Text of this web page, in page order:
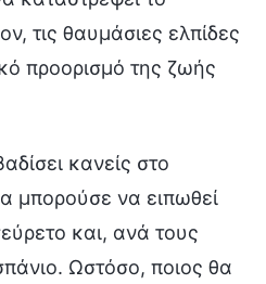
τις θαυμάσιες ελπίδες
προορισμό της ζωής
κανείς στο
μπορούσε να ειπωθεί
και, ανά τους
Ωστόσο, ποιος θα